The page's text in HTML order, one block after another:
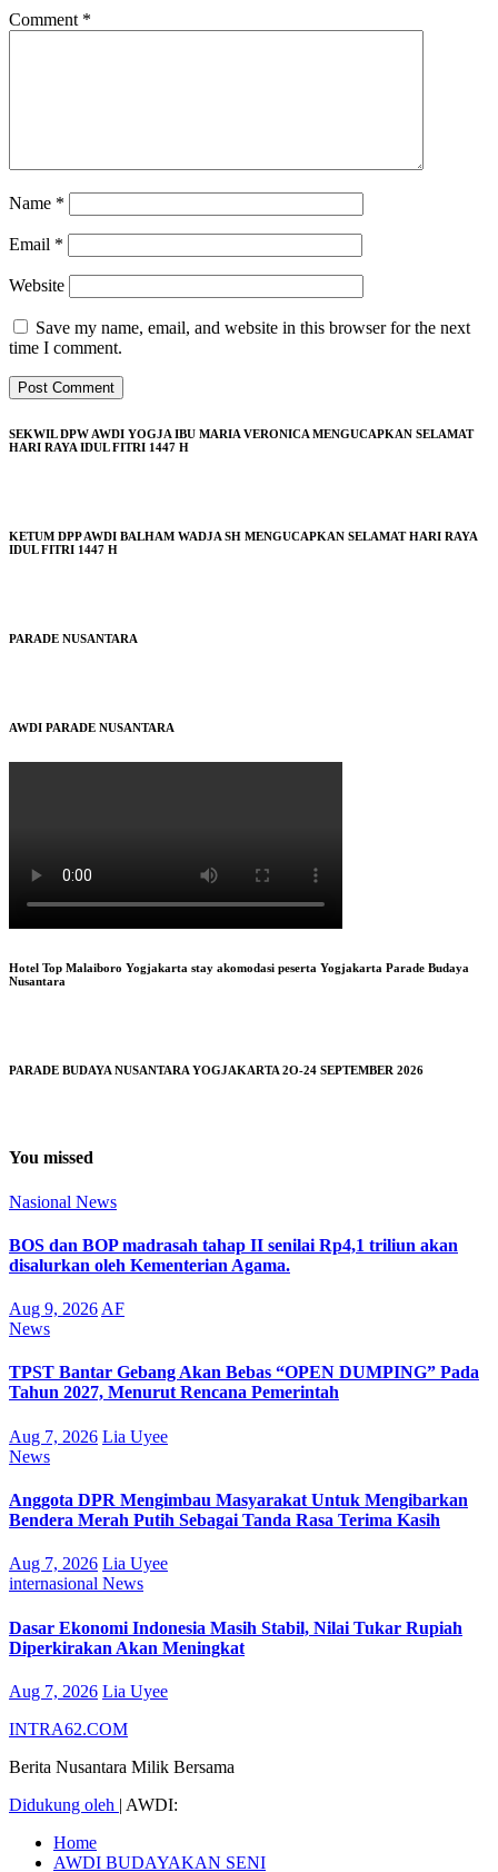
Comment *
Name *
Email *
Website
Save my name, email, and website in this browser for the next
time I comment.
SEKWIL DPW AWDI YOGJA IBU MARIA VERONICA MENGUCAPKAN SELAMAT
HARI RAYA IDUL FITRI 1447 H
KETUM DPP AWDI BALHAM WADJA SH MENGUCAPKAN SELAMAT HARI RAYA
IDUL FITRI 1447 H
PARADE NUSANTARA
AWDI PARADE NUSANTARA
Hotel Top Malaiboro Yogjakarta stay akomodasi peserta Yogjakarta Parade Budaya
Nusantara
PARADE BUDAYA NUSANTARA YOGJAKARTA 2O-24 SEPTEMBER 2026
You missed
Nasional News
BOS dan BOP madrasah tahap II senilai Rp4,1 triliun akan
disalurkan oleh Kementerian Agama.
Aug 9, 2026 AF
News
TPST Bantar Gebang Akan Bebas “OPEN DUMPING” Pada
Tahun 2027, Menurut Rencana Pemerintah
Aug 7, 2026 Lia Uyee
News
Anggota DPR Mengimbau Masyarakat Untuk Mengibarkan
Bendera Merah Putih Sebagai Tanda Rasa Terima Kasih
Aug 7, 2026 Lia Uyee
internasional News
Dasar Ekonomi Indonesia Masih Stabil, Nilai Tukar Rupiah
Diperkirakan Akan Meningkat
Aug 7, 2026 Lia Uyee
INTRA62.COM
Berita Nusantara Milik Bersama
Didukung oleh | AWDI:
Home
AWDI BUDAYAKAN SENI